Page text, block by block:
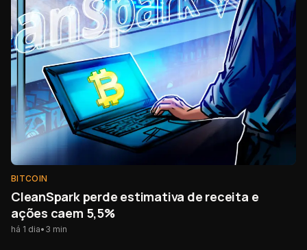
BITCOIN
CleanSpark perde estimativa de receita e
ações caem 5,5%
há 1 dia• 3 min